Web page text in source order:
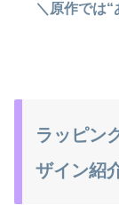
＼原作では
ラッピン
ザイン紹